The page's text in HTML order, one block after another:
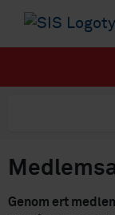
Genom ert